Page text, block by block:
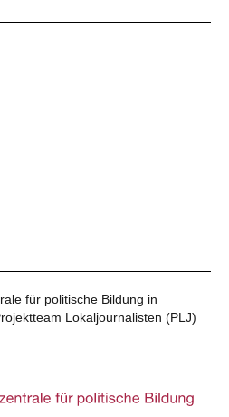
für politische Bildung in
Lokaljournalisten (PLJ)